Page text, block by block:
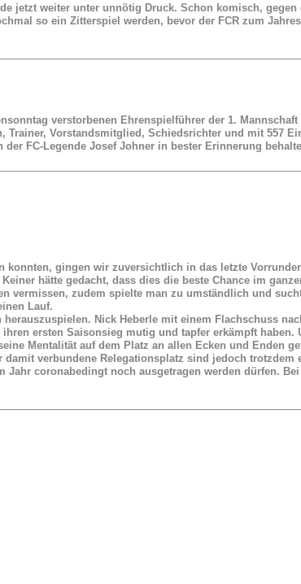
jetzt weiter unter unnötig Druck. Schon komisch,
so ein Zitterspiel werden, bevor der FCR zum
verstorbenen Ehrenspielführer der 1.
Vorstandsmitglied, Schiedsrichter und mit 557
FC-Legende Josef Johner in bester Erinnerung
gingen wir zuversichtlich in das letzte
hätte gedacht, dass dies die beste Chance im
zudem spielte man zu umständlich und
Lauf.
Nick Heberle mit einem Flachschuss
ersten Saisonsieg mutig und tapfer erkämpft
Mentalität auf dem Platz an allen Ecken und Enden
verbundene Relegationsplatz sind jedoch trotzdem
coronabedingt noch ausgetragen werden dürfen.